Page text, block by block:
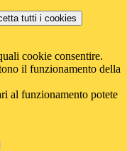
tutti i cookies
cookie consentire.
il funzionamento della
al funzionamento potete